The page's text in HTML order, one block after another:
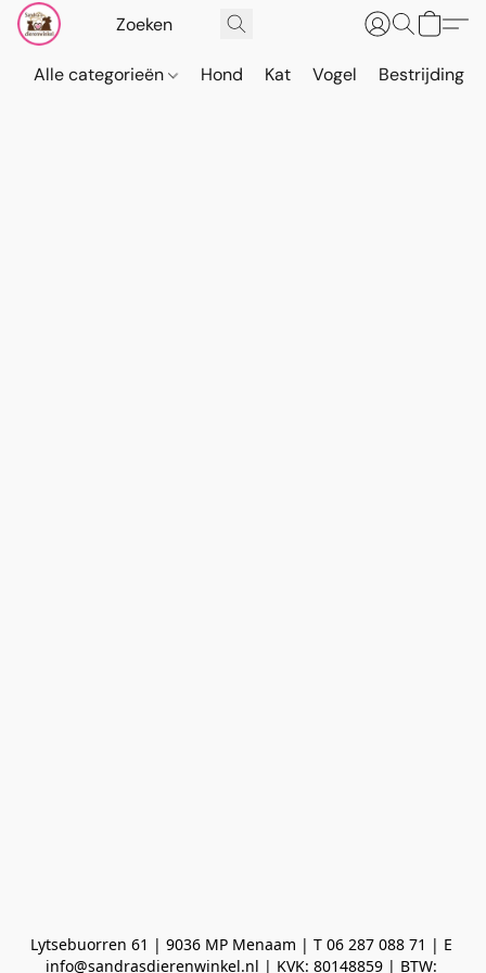
Alle categorieën Hond Kat Vogel Bestrijding
Lytsebuorren 61 | 9036 MP Menaam | T 06 287 088 71 | E
info@sandrasdierenwinkel.nl | KVK: 80148859 | BTW: